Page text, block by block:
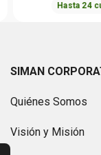
Hasta24
SIMAN
Quiénes Somos
Visión y Misión